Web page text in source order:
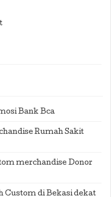
Bank Bca
Rumah Sakit
merchandise Donor
Custom di Bekasi dekat